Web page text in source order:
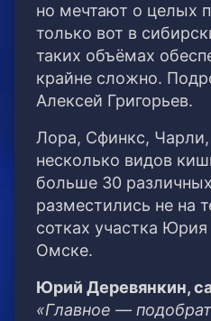
но мечтают о целых
только вот в
таких объёмах
крайне сложно.
Алексей Григорьев.
Лора, Сфинкс,
несколько видов
больше 30
разместились не на
сотках участка
Омске.
Юрий Деревянкин,
«Главное —